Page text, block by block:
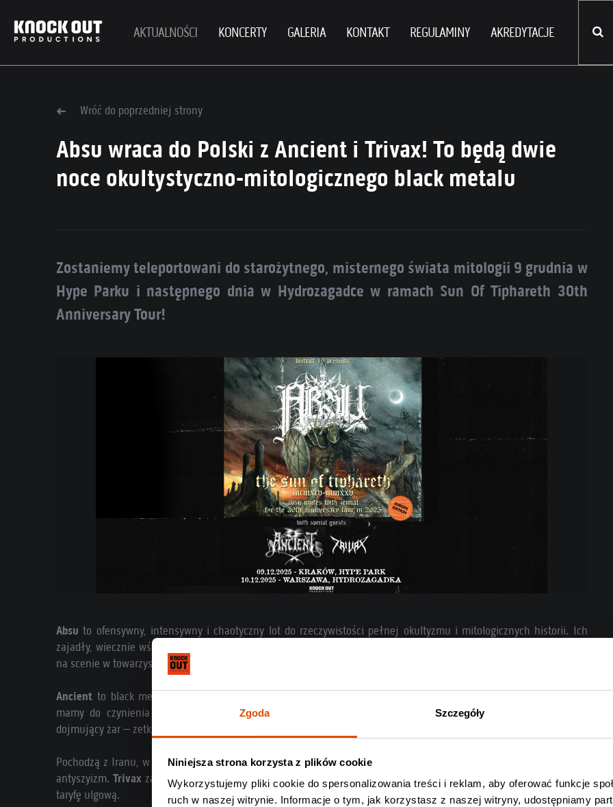
Zgoda Szczegóły
Niniejsza strona korzysta z plików cookie
Wykorzystujemy pliki cookie do spersonalizowania treści i reklam, aby oferować funkcje
ruch w naszej witrynie. Informacje o tym, jak korzystasz z naszej witryny, udostępniamy
AKTUALNOŚCI KONCERTY GALERIA KONTAKT REGULAMINY AKREDYTACJE
Wróć do poprzedniej strony
Absu wraca do Polski z Ancient i Trivax! To będą dwie
noce okultystyczno-mitologicznego black metalu
Zostaniemy teleportowani do starożytnego, misternego świata mitologii 9 grudnia w
Hype Parku i następnego dnia w Hydrozagadce w ramach Sun Of Tiphareth 30th
Anniversary Tour!
Absuto ofensywny, intensywny i chaotyczny lot do rzeczywistości pełnej okultyzmu i mitologicznych historii. Ich
zajadły, wiecznie wściekły black/thrash metal to esencja szaleństwa. Na polskich koncertach Proscriptor pojawi się
na scenie w towarzystwie muzyków
Ancient to black metal postawiony na gruncie uformowanym ze szlachetnych melodii, ale nie myślcie sobie, że
mamy do czynienia z czymś bezpiecznym i kojącym. Główną siłą tego założonego w Norwegii projektu jest
dojmujący żar – zetkniecie się z nim już wkrótce.
Pochodzą z Iranu, w tekstach pielęgnują między innymi ezoteryczne fascynacje, ale także wyrażany wszem i wobec
antyszyizm.Trivax zaatakują nas ostrym jak brzytwa death/blackmetalowym miszmaszem bez opcji na jakąkolwiek
taryfę ulgową.